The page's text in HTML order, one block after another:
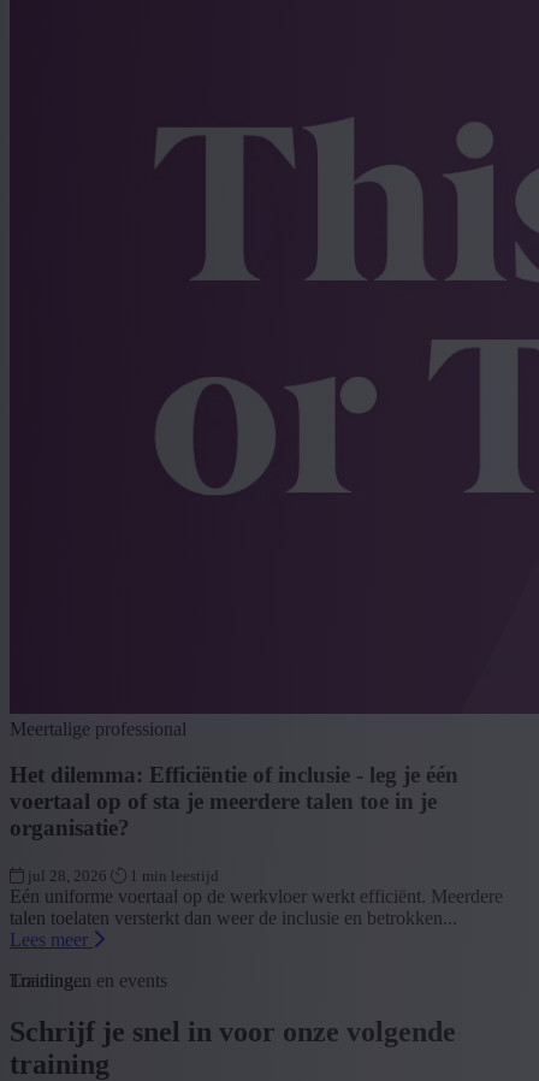
Meertalige professional
Het dilemma: Efficiëntie of inclusie - leg je één
voertaal op of sta je meerdere talen toe in je
organisatie?
jul 28, 2026 1 min leestijd
Eén uniforme voertaal op de werkvloer werkt efficiënt. Meerdere
talen toelaten versterkt dan weer de inclusie en betrokken...
Lees meer
Loading...
Trainingen en events
Schrijf je snel in voor onze volgende
training